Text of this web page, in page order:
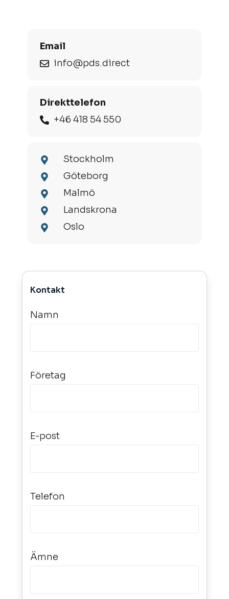
Email
info@pds.direct
Direkttelefon
+46 418 54 550
Stockholm
Göteborg
Malmö
Landskrona
Oslo
Kontakt
Namn
Företag
E-post
Telefon
Ämne